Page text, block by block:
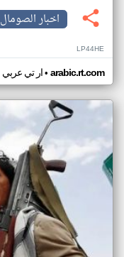
اخبار الصومال
LP44HE
ار تي عربي• arabic.rt.com